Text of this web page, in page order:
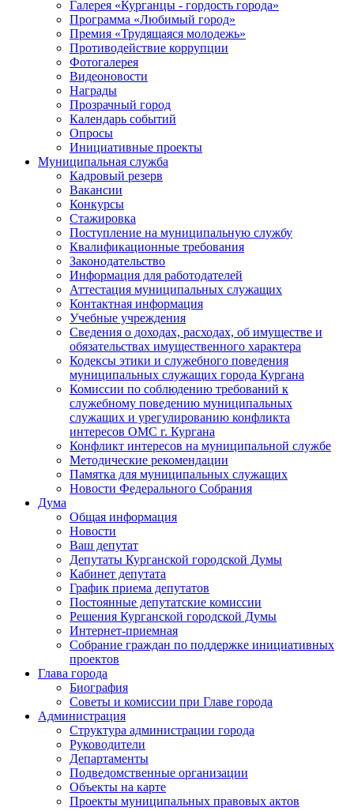
Галерея «Курганцы - гордость города»
Программа «Любимый город»
Премия «Трудящаяся молодежь»
Противодействие коррупции
Фотогалерея
Видеоновости
Награды
Прозрачный город
Календарь событий
Опросы
Инициативные проекты
Муниципальная служба
Кадровый резерв
Вакансии
Конкурсы
Стажировка
Поступление на муниципальную службу
Квалификационные требования
Законодательство
Информация для работодателей
Аттестация муниципальных служащих
Контактная информация
Учебные учреждения
Сведения о доходах, расходах, об имуществе и
обязательствах имущественного характера
Кодексы этики и служебного поведения
муниципальных служащих города Кургана
Комиссии по соблюдению требований к
служебному поведению муниципальных
служащих и урегулированию конфликта
интересов ОМС г. Кургана
Конфликт интересов на муниципальной службе
Методические рекомендации
Памятка для муниципальных служащих
Новости Федерального Cобрания
Дума
Общая информация
Новости
Ваш депутат
Депутаты Курганской городской Думы
Кабинет депутата
График приема депутатов
Постоянные депутатские комиссии
Решения Курганской городской Думы
Интернет-приемная
Собрание граждан по поддержке инициативных
проектов
Глава города
Биография
Советы и комиссии при Главе города
Администрация
Структура администрации города
Руководители
Департаменты
Подведомственные организации
Объекты на карте
Проекты муниципальных правовых актов